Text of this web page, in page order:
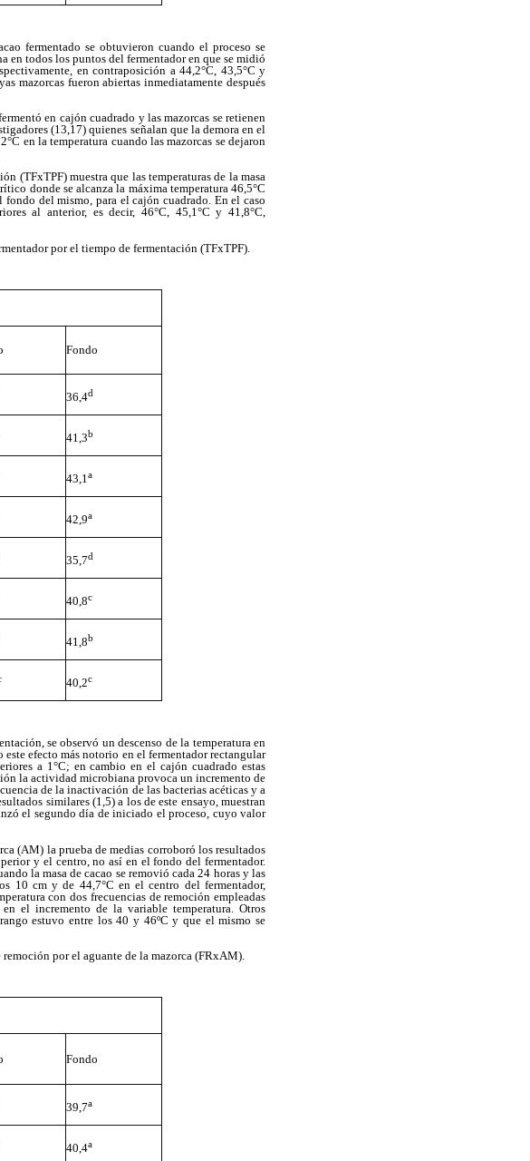
fermentado se obtuvieron cuando el proceso se
en todos los puntos del fermentador en que se midió
en contraposición a 44,2°C, 43,5°C y
mazorcas fueron abiertas inmediatamente después
en cajón cuadrado y las mazorcas se retienen
(13,17) quienes señalan que la demora en el
en la temperatura cuando las mazorcas se dejaron
(TFxTPF) muestra que las temperaturas de la masa
donde se alcanza la máxima temperatura 46,5°C
del mismo, para el cajón cuadrado. En el caso
al anterior, es decir, 46°C, 45,1°C y 41,8°C,
por el tiempo de fermentación (TFxTPF).
Fondo
36,4d
41,3b
43,1 a
42,9a
35,7d
40,8c
41,8b
40,2c
se observó un descenso de la temperatura en
este efecto más notorio en el fermentador rectangular
a 1°C; en cambio en el cajón cuadrado estas
la actividad microbiana provoca un incremento de
de la inactivación de las bacterias acéticas y a
similares (1,5) a los de este ensayo, muestran
el segundo día de iniciado el proceso, cuyo valor
(AM) la prueba de medias corroboró los resultados
y el centro, no así en el fondo del fermentador.
la masa de cacao se removió cada 24 horas y las
10 cm y de 44,7°C en el centro del fermentador,
con dos frecuencias de remoción empleadas
el incremento de la variable temperatura. Otros
estuvo entre los 40 y 46ºC y que el mismo se
por el aguante de la mazorca (FRxAM).
Fondo
39,7a
40,4a